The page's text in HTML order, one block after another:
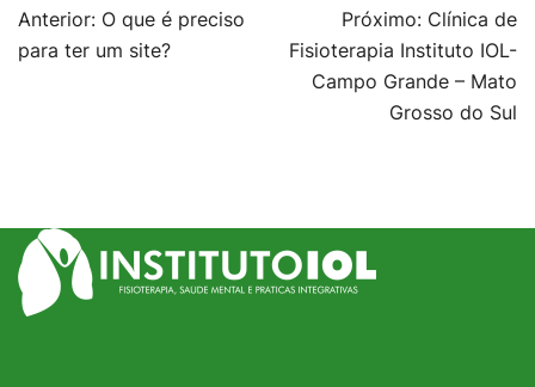
Navegação
de
Anterior: O que é preciso
para ter um site?
Próximo: Clínica de
Fisioterapia Instituto IOL-
Campo Grande – Mato
Grosso do Sul